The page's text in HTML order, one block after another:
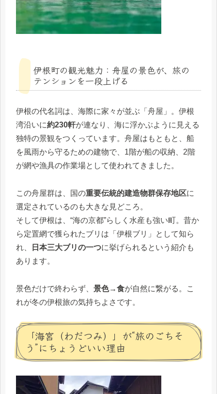
伊根町の観光魅力：舟屋の景色が、旅の
テンションを一段上げる
伊根の代名詞は、海際に家々が並ぶ「舟屋」。伊根
湾沿いに約230軒が連なり、海に浮かぶように見える
独特の景観をつくっています。舟屋はもともと、船
を風雨から守るための建物で、1階が船の収納、2階
が網や漁具の作業場として使われてきました。
この舟屋群は、国の重要伝統的建造物群保存地区に
選定されているのも大きな見どころ。
そして伊根は、“海の京都”らしく水産も強い町。昔か
ら定置網で獲られたブリは「伊根ブリ」として知ら
れ、
日本三大ブリの一つに挙げられるという紹介も
あります。
景色だけで終わらず、 景色→食が自然に繋がる。こ
れが冬の伊根旅の気持ちよさです。
「海宮（わだつみ）」が“旅のごちそ
う”にちょうどいい理由